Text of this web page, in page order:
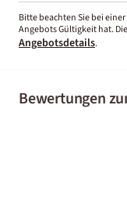
Bitte beachten Sie bei
Angebots Gültigkeit hat.
Angebotsdetails.
Bewertungen